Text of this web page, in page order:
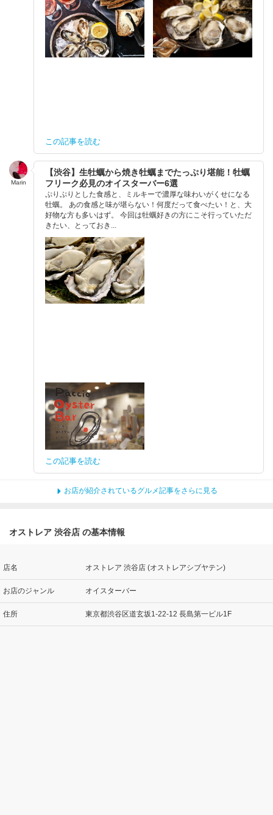
この記事を読む
Marin
【渋谷】生牡蠣から焼き牡蠣までたっぷり堪能！牡蠣
フリーク必見のオイスターバー6選
ぷりぷりとした食感と、ミルキーで濃厚な味わいがくせになる
牡蠣。 あの食感と味が堪らない！何度だって食べたい！と、大
好物な方も多いはず。 今回は牡蠣好きの方にこそ行っていただ
きたい、とっておき...
この記事を読む
お店が紹介されているグルメ記事をさらに見る
オストレア 渋谷店 の基本情報
店名 オストレア 渋谷店 (オストレアシブヤテン)
お店のジャンル オイスターバー
住所 東京都渋谷区道玄坂1-22-12 長島第一ビル1F